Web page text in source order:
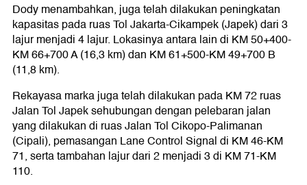
Dody menambahkan, juga telah dilakukan peningkatan
kapasitas pada ruas Tol Jakarta-Cikampek (Japek) dari 3
lajur menjadi 4 lajur. Lokasinya antara lain di KM 50+400-
KM 66+700 A (16,3 km) dan KM 61+500-KM 49+700 B
(11,8 km).
Rekayasa marka juga telah dilakukan pada KM 72 ruas
Jalan Tol Japek sehubungan dengan pelebaran jalan
yang dilakukan di ruas Jalan Tol Cikopo-Palimanan
(Cipali), pemasangan Lane Control Signal di KM 46-KM
71, serta tambahan lajur dari 2 menjadi 3 di KM 71-KM
110.